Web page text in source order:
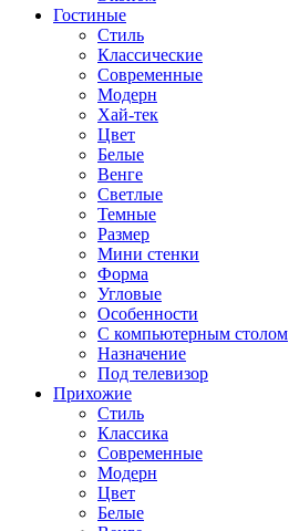
Гостиные
Стиль
Классические
Современные
Модерн
Хай-тек
Цвет
Белые
Венге
Светлые
Темные
Размер
Мини стенки
Форма
Угловые
Особенности
С компьютерным столом
Назначение
Под телевизор
Прихожие
Стиль
Классика
Современные
Модерн
Цвет
Белые